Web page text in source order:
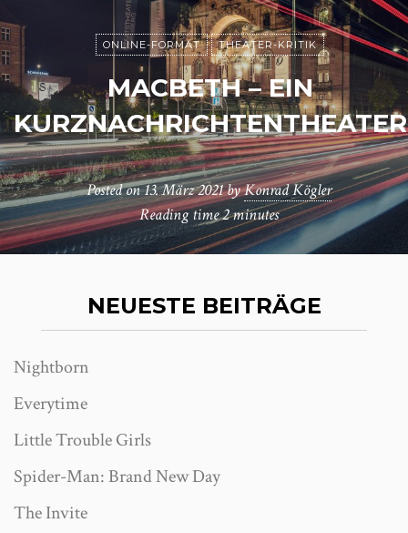
ONLINE-FORMAT THEATER-KRITIK
MACBETH – EIN
KURZNACHRICHTENTHEATER
Posted on13. März 2021byKonrad Kögler
Reading time2 minutes
NEUESTE BEITRÄGE
Nightborn
Everytime
Little Trouble Girls
Spider-Man: Brand New Day
The Invite